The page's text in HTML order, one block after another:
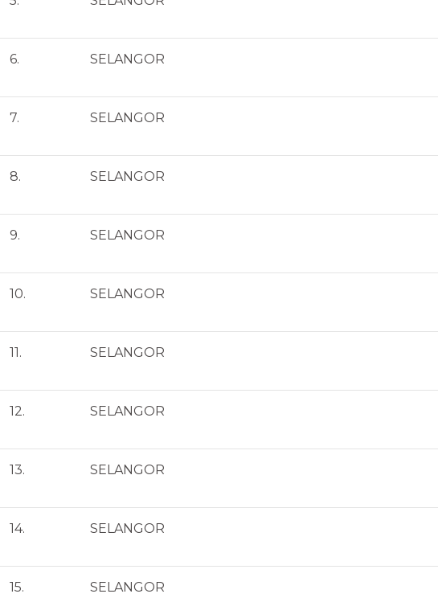
6. SELANGOR
7. SELANGOR
8. SELANGOR
9. SELANGOR
10. SELANGOR
11. SELANGOR
12. SELANGOR
13. SELANGOR
14. SELANGOR
15. SELANGOR